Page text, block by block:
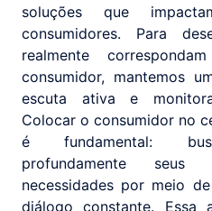
soluções que
consumidores. Para
realmente
consumidor, mantemos
escuta ativa e
Colocar o consumidor no
é fundamental:
profundamente
necessidades por meio
diálogo constante. Essa